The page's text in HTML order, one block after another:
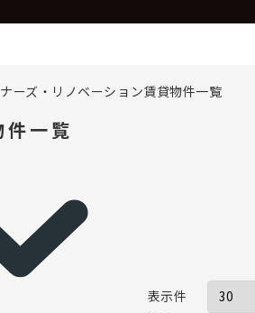
ーズ・リノベーション賃貸物件一覧
一覧
表示件